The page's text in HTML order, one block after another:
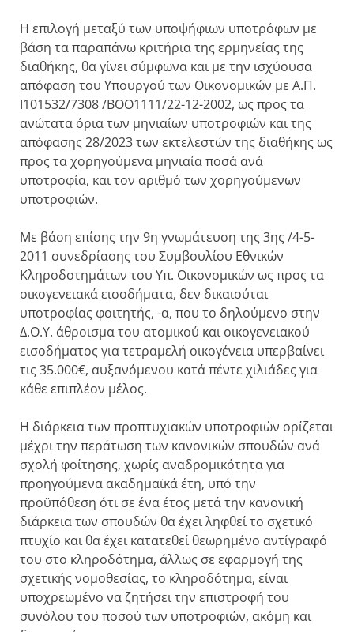
Η επιλογή μεταξύ των υποψήφιων υποτρόφων με
βάση τα παραπάνω κριτήρια της ερμηνείας της
διαθήκης, θα γίνει σύμφωνα και με την ισχύουσα
απόφαση του Υπουργού των Οικονομικών με Α.Π.
Ι101532/7308 /ΒΟΟ1111/22-12-2002, ως προς τα
ανώτατα όρια των μηνιαίων υποτροφιών και της
απόφασης 28/2023 των εκτελεστών της διαθήκης ως
προς τα χορηγούμενα μηνιαία ποσά ανά
υποτροφία, και τον αριθμό των χορηγούμενων
υποτροφιών.
Με βάση επίσης την 9η γνωμάτευση της 3ης /4-5-
2011 συνεδρίασης του Συμβουλίου Εθνικών
Κληροδοτημάτων του Υπ. Οικονομικών ως προς τα
οικογενειακά εισοδήματα, δεν δικαιούται
υποτροφίας φοιτητής, -α, που το δηλούμενο στην
Δ.Ο.Υ. άθροισμα του ατομικού και οικογενειακού
εισοδήματος για τετραμελή οικογένεια υπερβαίνει
τις 35.000€, αυξανόμενου κατά πέντε χιλιάδες για
κάθε επιπλέον μέλος.
Η διάρκεια των προπτυχιακών υποτροφιών ορίζεται
μέχρι την περάτωση των κανονικών σπουδών ανά
σχολή φοίτησης, χωρίς αναδρομικότητα για
προηγούμενα ακαδημαϊκά έτη, υπό την
προϋπόθεση ότι σε ένα έτος μετά την κανονική
διάρκεια των σπουδών θα έχει ληφθεί το σχετικό
πτυχίο και θα έχει κατατεθεί θεωρημένο αντίγραφό
του στο κληροδότημα, άλλως σε εφαρμογή της
σχετικής νομοθεσίας, το κληροδότημα, είναι
υποχρεωμένο να ζητήσει την επιστροφή του
συνόλου του ποσού των υποτροφιών, ακόμη και